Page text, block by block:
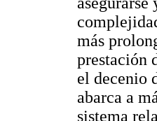
más
prestación
el decenio
abarca a
sistema